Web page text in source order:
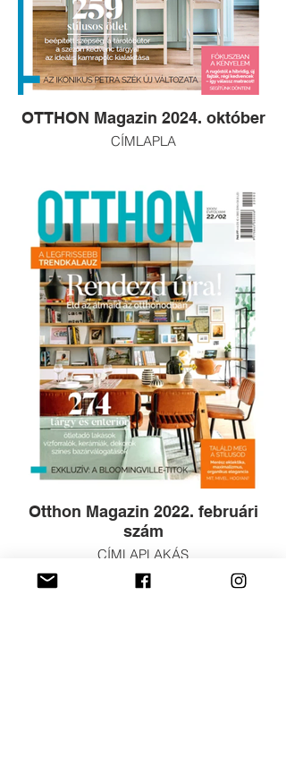
OTTHON Magazin 2024. október
CÍMLAPLA
Otthon Magazin 2022. februári
szám
CÍMLAPLAKÁS